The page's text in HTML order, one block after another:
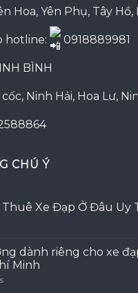
Hoa, Yên Phụ, Tây Hồ,
hotline: 0918889981
BÌNH
Ninh Hải, Hoa Lư,
CHÚ Ý
Thuê Xe Đạp Ở Đâu Uy
dành riêng cho xe
Minh